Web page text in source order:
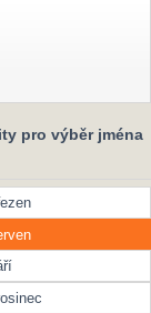
pro výběr jména